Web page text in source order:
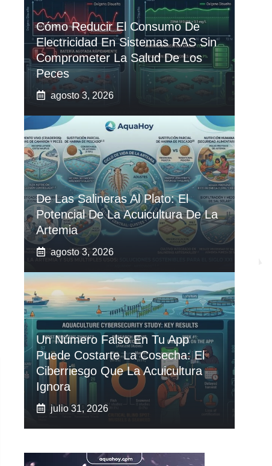
Cómo Reducir El Consumo De
Electricidad En Sistemas RAS Sin
Comprometer La Salud De Los
Peces
agosto 3, 2026
De Las Salineras Al Plato: El
Potencial De La Acuicultura De La
Artemia
agosto 3, 2026
Un Número Falso En Tu App
Puede Costarte La Cosecha: El
Ciberriesgo Que La Acuicultura
Ignora
julio 31, 2026